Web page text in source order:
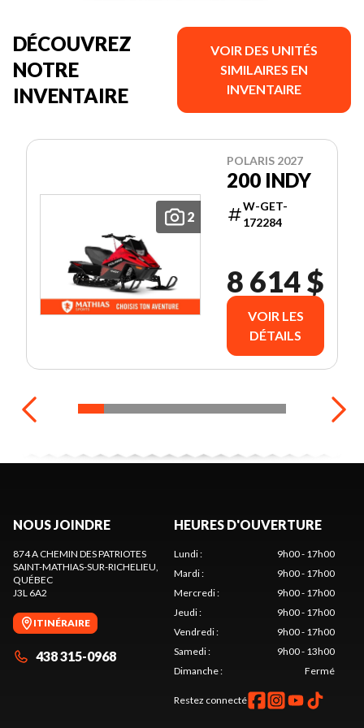
DÉCOUVREZ
NOTRE
INVENTAIRE
VOIR DES UNITÉS
SIMILAIRES EN
INVENTAIRE
2
POLARIS 2027
200 INDY
W-GET-
172284
8 614 $
VOIR LES
DÉTAILS
NOUS JOINDRE
874 A CHEMIN DES PATRIOTES
SAINT-MATHIAS-SUR-RICHELIEU,
QUÉBEC
J3L 6A2
ITINÉRAIRE
438 315-0968
HEURES D'OUVERTURE
Lundi:
9h00 - 17h00
Mardi:
9h00 - 17h00
Mercredi:
9h00 - 17h00
Jeudi:
9h00 - 17h00
Vendredi:
9h00 - 17h00
Samedi:
9h00 - 13h00
Dimanche: Fermé
Restez connecté